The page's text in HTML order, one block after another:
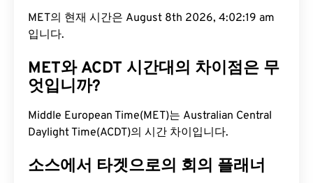
MET의 현재 시간은 August 8th 2026, 4:02:20 am
입니다.
MET와 ACDT 시간대의 차이점은 무
엇입니까?
Middle European Time(MET)는 Australian Central
Daylight Time(ACDT)의 시간 차이입니다.
소스에서 타겟으로의 회의 플래너